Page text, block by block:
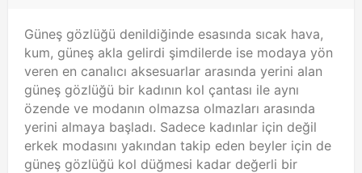
Güneş gözlüğü denildiğinde esasında sıcak hava,
kum, güneş akla gelirdi şimdilerde ise modaya yön
veren en canalıcı aksesuarlar arasında yerini alan
güneş gözlüğü bir kadının kol çantası ile aynı
özende ve modanın olmazsa olmazları arasında
yerini almaya başladı. Sadece kadınlar için değil
erkek modasını yakından takip eden beyler için de
güneş gözlüğü kol düğmesi kadar değerli bir